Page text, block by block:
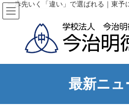
コ
ン
テ
キ
ナ
ビ
ゲ
に
一歩先いく「違い」で選ばれる｜東予
最新ニュ